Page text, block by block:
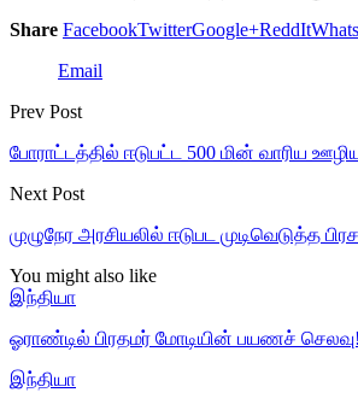
Share FacebookTwitterGoogle+ReddIt
Email
Prev Post
போராட்டத்தில் ஈடுபட்ட 500 மின் வாரிய
Next Post
முழுநேர அரசியலில் ஈடுபட முடிவெடுத்த
You might also like
இந்தியா
ஓராண்டில் பிரதமர் மோடியின் பயணச் செலவு!
இந்தியா